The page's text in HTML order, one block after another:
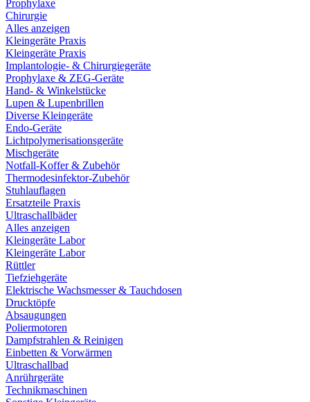
Prophylaxe
Chirurgie
Alles anzeigen
Kleingeräte Praxis
Kleingeräte Praxis
Implantologie- & Chirurgiegeräte
Prophylaxe & ZEG-Geräte
Hand- & Winkelstücke
Lupen & Lupenbrillen
Diverse Kleingeräte
Endo-Geräte
Lichtpolymerisationsgeräte
Mischgeräte
Notfall-Koffer & Zubehör
Thermodesinfektor-Zubehör
Stuhlauflagen
Ersatzteile Praxis
Ultraschallbäder
Alles anzeigen
Kleingeräte Labor
Kleingeräte Labor
Rüttler
Tiefziehgeräte
Elektrische Wachsmesser & Tauchdosen
Drucktöpfe
Absaugungen
Poliermotoren
Dampfstrahlen & Reinigen
Einbetten & Vorwärmen
Ultraschallbad
Anrührgeräte
Technikmaschinen